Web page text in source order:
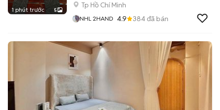
1 phút trước 5
Tp Hồ Chí Minh
NHL 2HAND 4.9 384đã bán